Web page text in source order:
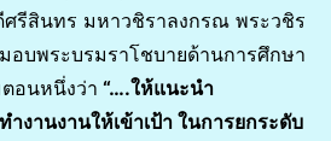
ศรีสินทร มหาวชิราลงกรณ พระวชิร
อบพระบรมราโชบายด้านการศึกษา
อนหนึ่งว่า “….ให้แนะนำ
งานงานให้เข้าเป้า ในการยกระดับ